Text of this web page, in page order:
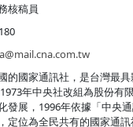
核稿員
的國家通訊社，是台灣最
年中央社改組為股份有
發展，1996年依據「中央
定位為全民共有的國家通